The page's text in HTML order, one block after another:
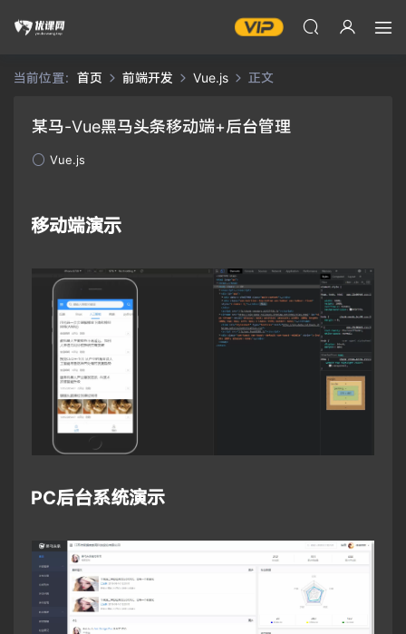
当前位置： 首页 前端开发 Vue.js 正文
某马-Vue黑马头条移动端+后台管理
Vue.js
移动端演示
PC后台系统演示